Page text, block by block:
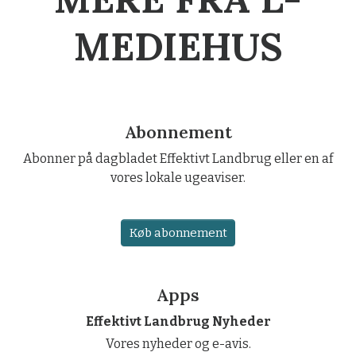
MEDIEHUS
Abonnement
Abonner på dagbladet Effektivt Landbrug eller en af
vores lokale ugeaviser.
Køb abonnement
Apps
Effektivt Landbrug Nyheder
Vores nyheder og e-avis.